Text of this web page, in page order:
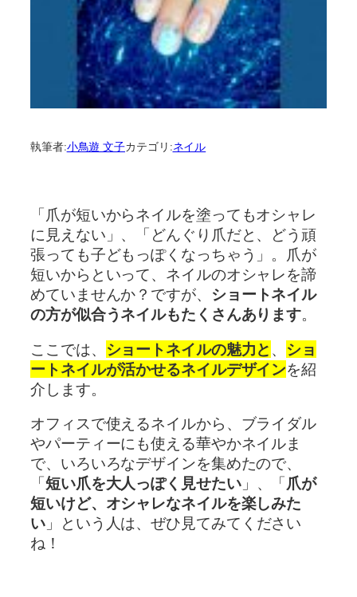
執筆者:小鳥遊 文子カテゴリ:ネイル
「爪が短いからネイルを塗ってもオシャレ
に見えない」、「どんぐり爪だと、どう頑
張っても子どもっぽくなっちゃう」。爪が
短いからといって、ネイルのオシャレを諦
めていませんか？ですが、 ショートネイル
の方が似合うネイルもたくさんあります。
ここでは、
ショートネイルの魅力と 、 ショ
ートネイルが活かせるネイルデザインを紹
介します。
オフィスで使えるネイルから、ブライダル
やパーティーにも使える華やかネイルま
で、いろいろなデザインを集めたので、
「短い爪を大人っぽく見せたい」、「爪が
短いけど、オシャレなネイルを楽しみた
い」という人は、ぜひ見てみてください
ね！